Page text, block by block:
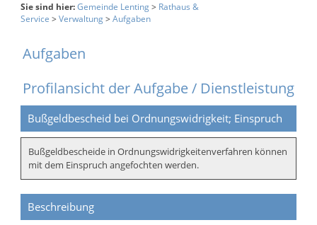
Sie sind hier: Gemeinde Lenting > Rathaus &
Service >Verwaltung >Aufgaben
Aufgaben
Profilansicht der Aufgabe / Dienstleistung
Bußgeldbescheid bei Ordnungswidrigkeit; Einspruch
Bußgeldbescheide in Ordnungswidrigkeitenverfahren können
mit dem Einspruch angefochten werden.
Beschreibung